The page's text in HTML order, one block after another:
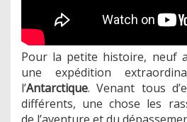
Pour la petite histoire, neuf
une expédition
l’Antarctique. Venant tous
différents, une chose les
de l’aventure et du